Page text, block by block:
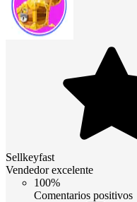
Sellkeyfast
Vendedor excelente
100%
Comentarios positivos